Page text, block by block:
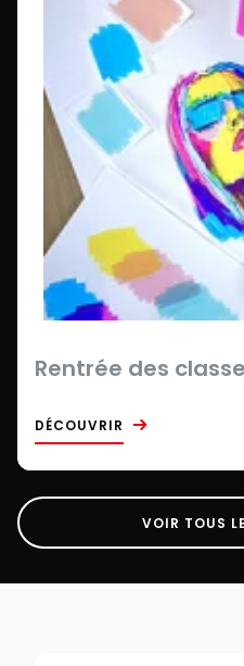
Rentrée des
DÉCOUVRIR
VOIR TOUS